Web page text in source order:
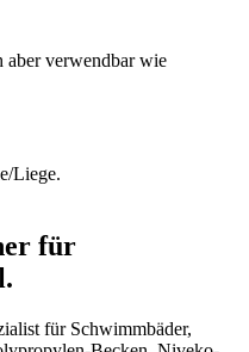
aber verwendbar wie
Liege.
für
für Schwimmbäder,